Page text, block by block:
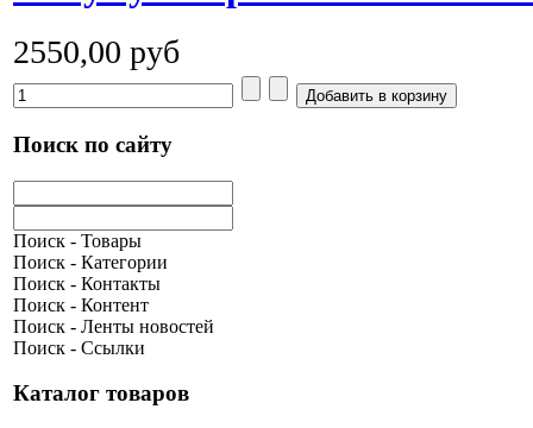
2550,00 руб
Поиск по сайту
Поиск - Товары
Поиск - Категории
Поиск - Контакты
Поиск - Контент
Поиск - Ленты новостей
Поиск - Ссылки
Каталог товаров